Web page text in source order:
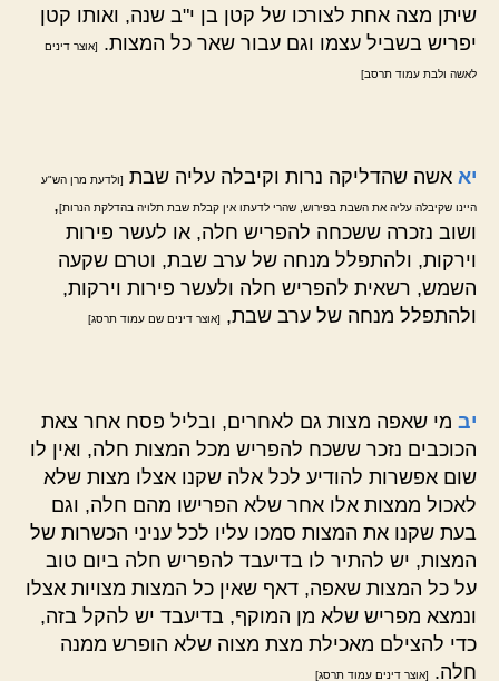
שיתן מצה אחת לצורכו של קטן בן י"ב שנה, ואותו קטן
יפריש בשביל עצמו וגם עבור שאר כל המצות.
[אוצר דינים
לאשה ולבת עמוד תרסב]
יא אשה שהדליקה נרות וקיבלה עליה שבת [ולדעת מרן הש"ע
היינו שקיבלה עליה את השבת בפירוש, שהרי לדעתו אין קבלת שבת תלויה בהדלקת הנרות],
ושוב נזכרה ששכחה להפריש חלה, או לעשר פירות
וירקות, ולהתפלל מנחה של ערב שבת, וטרם שקעה
השמש, רשאית להפריש חלה ולעשר פירות וירקות,
ולהתפלל מנחה של ערב שבת,
[אוצר דינים שם עמוד תרסג]
יב מי שאפה מצות גם לאחרים, ובליל פסח אחר צאת
הכוכבים נזכר ששכח להפריש מכל המצות חלה, ואין לו
שום אפשרות להודיע לכל אלה שקנו אצלו מצות שלא
לאכול ממצות אלו אחר שלא הפרישו מהם חלה, וגם
בעת שקנו את המצות סמכו עליו לכל עניני הכשרות של
המצות, יש להתיר לו בדיעבד להפריש חלה ביום טוב
על כל המצות שאפה, דאף שאין כל המצות מצויות אצלו
ונמצא מפריש שלא מן המוקף, בדיעבד יש להקל בזה,
כדי להצילם מאכילת מצת מצוה שלא הופרש ממנה
חלה.
[אוצר דינים עמוד תרסג]